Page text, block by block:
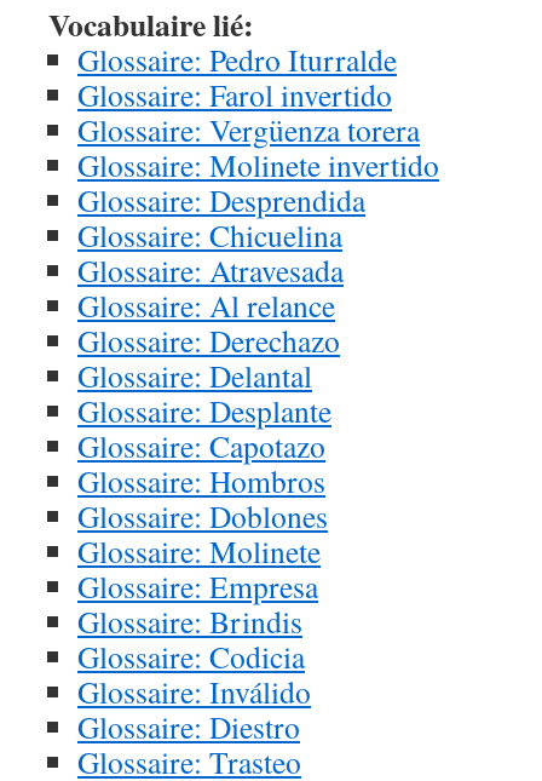
Vocabulaire lié:
Glossaire: Pedro Iturralde
Glossaire: Farol invertido
Glossaire: Vergüenza torera
Glossaire: Molinete invertido
Glossaire: Desprendida
Glossaire: Chicuelina
Glossaire: Atravesada
Glossaire: Al relance
Glossaire: Derechazo
Glossaire: Delantal
Glossaire: Desplante
Glossaire: Capotazo
Glossaire: Hombros
Glossaire: Doblones
Glossaire: Molinete
Glossaire: Empresa
Glossaire: Brindis
Glossaire: Codicia
Glossaire: Inválido
Glossaire: Diestro
Glossaire: Trasteo